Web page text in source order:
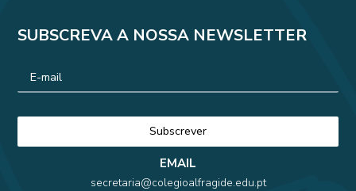
SUBSCREVA A NOSSA NEWSLETTER
EMAIL
secretaria@colegioalfragide.edu.pt